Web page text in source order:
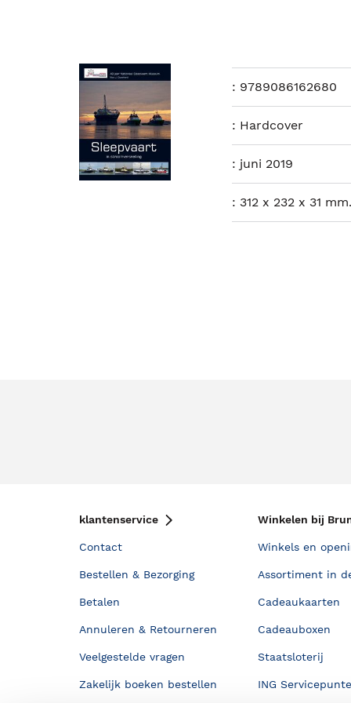
: 9789086162680
: Hardcover
: juni 2019
: 312 x 232 x 31 mm.
klantenservice
Contact
Bestellen & Bezorging
Betalen
Annuleren & Retourneren
Veelgestelde vragen
Zakelijk boeken bestellen
Winkelen bij
Winkels en
Assortiment in
Cadeaukaarten
Cadeauboxen
Staatsloterij
ING